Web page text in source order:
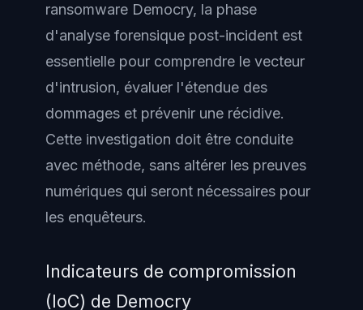
ransomware Democry, la phase
d'analyse forensique post-incident est
essentielle pour comprendre le vecteur
d'intrusion, évaluer l'étendue des
dommages et prévenir une récidive.
Cette investigation doit être conduite
avec méthode, sans altérer les preuves
numériques qui seront nécessaires pour
les enquêteurs.
Indicateurs de compromission
(IoC) de Democry